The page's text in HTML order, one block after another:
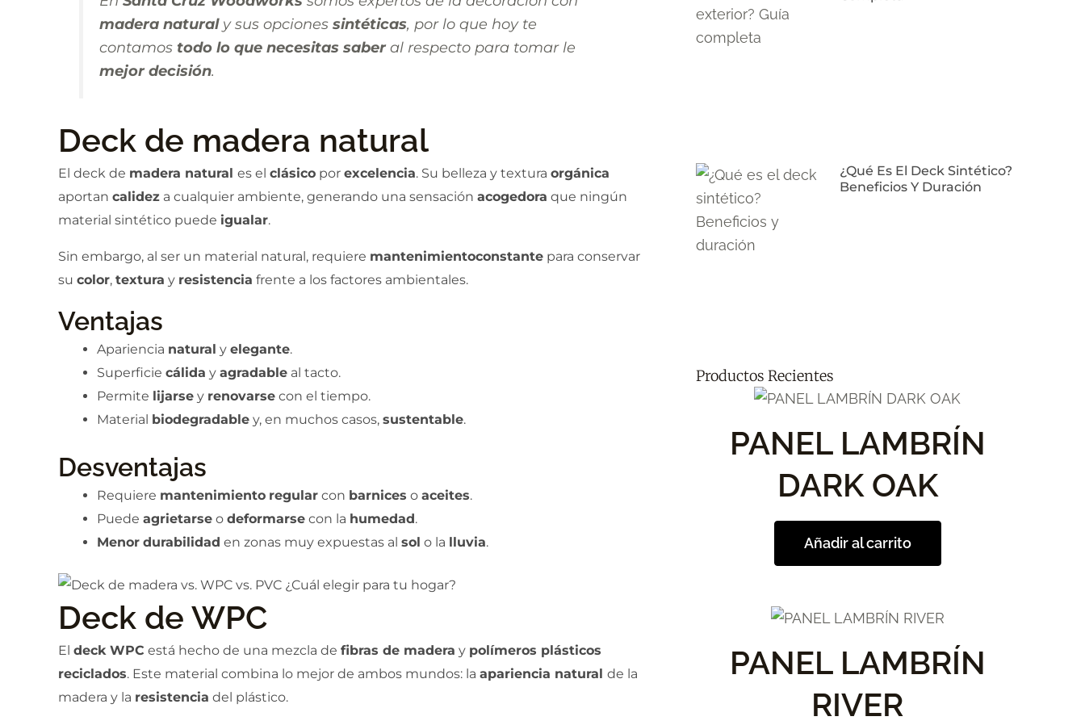
madera natural y sus opcionessintéticas, por lo que hoy te
contamos todo lo que necesitas saberal respecto para tomar le
mejor decisión.
Deck de madera natural
El deck de madera natural es el clásico por excelencia. Su belleza y textura orgánica
aportan calidez a cualquier ambiente, generando una sensación acogedora que ningún
material sintético puede igualar.
Sin embargo, al ser un material natural, requiere mantenimientoconstante para conservar
su color, textura y resistencia frente a los factores ambientales.
Ventajas
Apariencia natural y elegante.
Superficie cálida y agradable al tacto.
Permite lijarse y renovarse con el tiempo.
Material
biodegradable y, en muchos casos, sustentable.
Desventajas
Requiere mantenimiento regular con barnices o aceites.
Puede agrietarse o deformarse con la humedad .
Menor durabilidad en zonas muy expuestas al sol o la lluvia.
Deck de WPC
El deck WPC está hecho de una mezcla de fibras de madera y polímeros plásticos
reciclados. Este material combina lo mejor de ambos mundos: la apariencia natural de la
madera y la resistencia del plástico.
¿Qué Es El Deck Sintético?
Beneficios Y Duración
Productos Recientes
PANEL LAMBRÍN
DARK OAK
Añadir al carrito
PANEL LAMBRÍN
RIVER